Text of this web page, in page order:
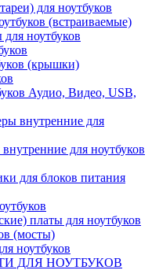
для ноутбуков
(встраиваемые)
ноутбуков
(крышки)
Аудио, Видео, USB,
внутренние для
для ноутбуков
для блоков питания
платы для ноутбуков
(мосты)
ноутбуков
ДЛЯ НОУТБУКОВ